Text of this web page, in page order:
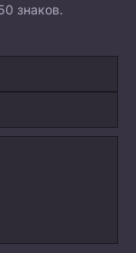
знаков.